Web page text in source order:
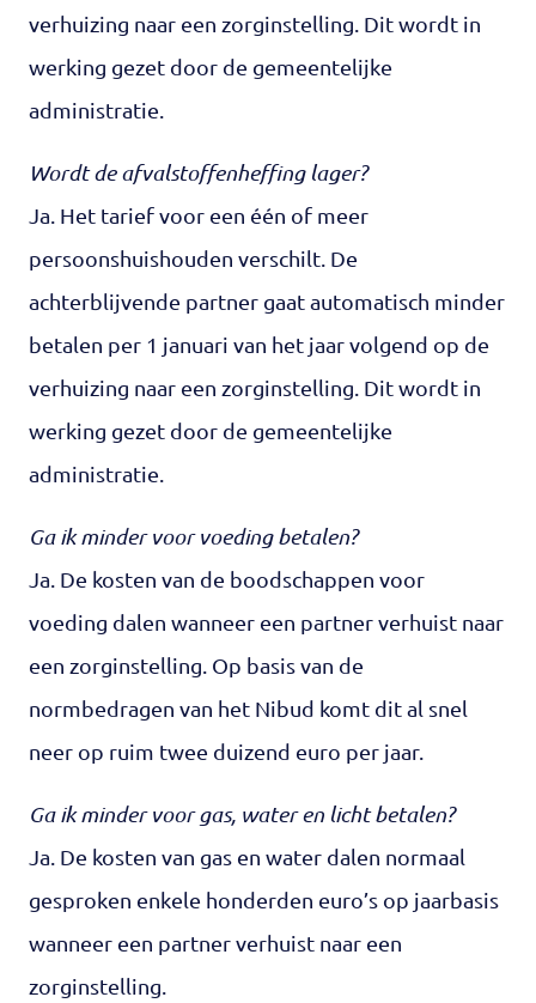
verhuizing naar een zorginstelling. Dit wordt in
werking gezet door de gemeentelijke
administratie.
Wordt de afvalstoffenheffing lager?
Ja. Het tarief voor een één of meer
persoonshuishouden verschilt. De
achterblijvende partner gaat automatisch minder
betalen per 1 januari van het jaar volgend op de
verhuizing naar een zorginstelling. Dit wordt in
werking gezet door de gemeentelijke
administratie.
Ga ik minder voor voeding betalen?
Ja. De kosten van de boodschappen voor
voeding dalen wanneer een partner verhuist naar
een zorginstelling. Op basis van de
normbedragen van het Nibud komt dit al snel
neer op ruim twee duizend euro per jaar.
Ga ik minder voor gas, water en licht betalen?
Ja. De kosten van gas en water dalen normaal
gesproken enkele honderden euro’s op jaarbasis
wanneer een partner verhuist naar een
zorginstelling.